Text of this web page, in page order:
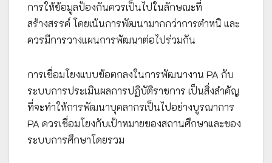
การให้ข้อมูลป้องกันควรเป็นไปในลักษณะที่
สร้างสรรค์ โดยเน้นการพัฒนามากกว่าการตำหนิ และ
ควรมีการวางแผนการพัฒนาต่อไปร่วมกัน
การเชื่อมโยงแบบข้อตกลงในการพัฒนางาน PA กับ
ระบบการประเมินผลการปฏิบัติราชการ เป็นสิ่งสำคัญ
ที่จะทำให้การพัฒนาบุคลากรเป็นไปอย่างบูรณาการ
PA ควรเชื่อมโยงกับเป้าหมายของสถานศึกษาและของ
ระบบการศึกษาโดยรวม